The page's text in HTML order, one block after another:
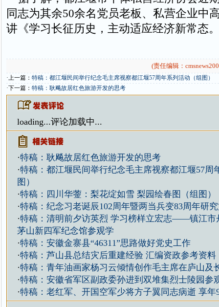
同志为其余50余名党员老板、私营企业中
讲《学习长征历史，主动适应经济新常态
(责任编辑：
·上一篇： 特稿：都江堰民间举行纪念毛主席视察都江堰57周年系列活动（组图）
·下一篇： 特稿：耿飚故居红色旅游开发的思考
loading...评论加载中...
·特稿：耿飚故居红色旅游开发的思考
·特稿：都江堰民间举行纪念毛主席视察都江堰57周
图）
·特稿：四川华蓥：梨花绽如雪 梨园绘春图（组图）
·特稿：纪念习老诞辰102周年暨两当兵变83周年研
·特稿：清明前夕访英烈 学习榜样立宏志——镇江市
茅山新四军纪念馆参观学
·特稿：安徽金寨县“46311”思路做好党史工作
·特稿：芦山县总结灾后重建经验 汇编资政参考资料
·特稿：青年油画家杨习云倾情创作毛主席在庐山及
·特稿：安徽省军区副政委孙进到双堆集烈士陵园参
·特稿：老红军、开国空军少将方子翼同志病逝 享年